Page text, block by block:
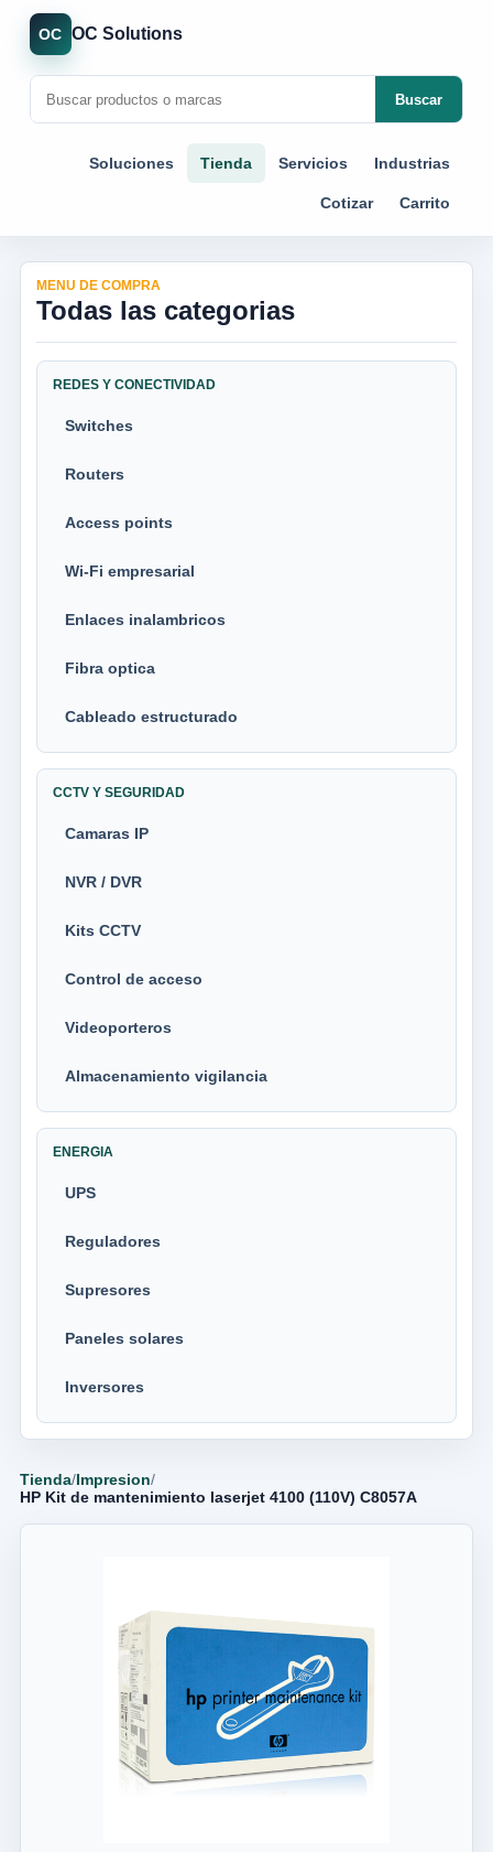
OC OC Solutions
Buscar
Soluciones Tienda Servicios Industrias
Cotizar Carrito
MENU DE COMPRA
Todas las categorias
REDES Y CONECTIVIDAD
Switches
Routers
Access points
Wi-Fi empresarial
Enlaces inalambricos
Fibra optica
Cableado estructurado
CCTV Y SEGURIDAD
Camaras IP
NVR / DVR
Kits CCTV
Control de acceso
Videoporteros
Almacenamiento vigilancia
ENERGIA
UPS
Reguladores
Supresores
Paneles solares
Inversores
Tienda/Impresion/
HP Kit de mantenimiento laserjet 4100 (110V) C8057A